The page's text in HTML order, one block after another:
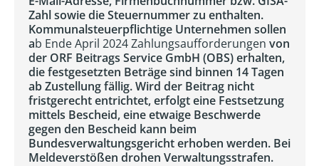
Zahl sowie die Steuernummer zu enthalten.
Kommunalsteuerpflichtige Unternehmen sollen
ab Ende April 2024 Zahlungsaufforderungen von
der ORF Beitrags Service GmbH (OBS) erhalten,
die festgesetzten Beträge sind binnen 14 Tagen
ab Zustellung fällig. Wird der Beitrag nicht
fristgerecht entrichtet, erfolgt eine Festsetzung
mittels Bescheid, eine etwaige Beschwerde
gegen den Bescheid kann beim
Bundesverwaltungsgericht erhoben werden. Bei
Meldeverstößen drohen Verwaltungsstrafen.